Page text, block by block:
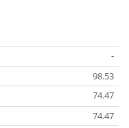
-
98.53
74.47
74.47